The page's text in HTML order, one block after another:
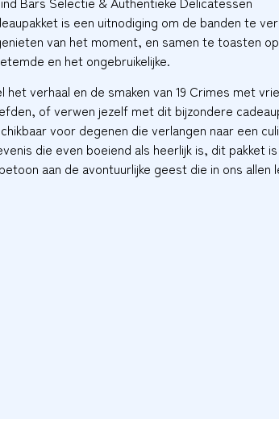
is een uitnodiging om de banden te
van het moment, en samen te toasten
en het ongebruikelijke.
het verhaal en de smaken van 19 Crimes met
of verwen jezelf met dit bijzondere
voor degenen die verlangen naar een
die even boeiend als heerlijk is, dit pakket
aan de avontuurlijke geest die in ons allen